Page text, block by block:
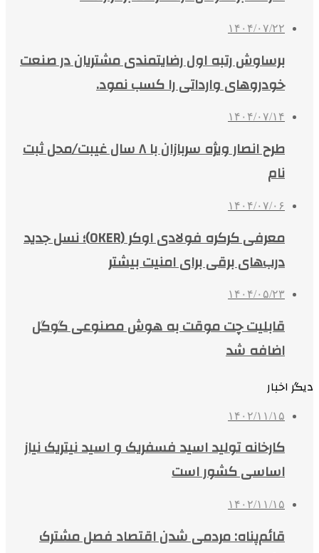
۱۴۰۴/۰۷/۲۲
برساوش رتبه اول رضایتمندی مشتریان در صنعت
خودروهای وارداتی را کسب نمود.
۱۴۰۴/۰۷/۱۴
طرح انصار ویژه سربازان با ۸ سال غیبت/محل ثبت
نام
۱۴۰۴/۰۷/۰۶
معرفی کرکره فولادی اوکر (OKER)؛ نسل جدید
درب‌های برقی برای امنیت بیشتر
۱۴۰۴/۰۵/۲۳
قابلیت چت موقت به هوش مصنوعی گوگل
اضافه شد
دیگر اخبار
۱۴۰۲/۱۱/۱۵
کارخانه تولید اسید فسفریک و اسید نیتریک نیاز
اساسی کشور است
۱۴۰۲/۱۱/۱۵
قائم‌پناه: مردمی‌ شدن اقتصاد فصل مشترک